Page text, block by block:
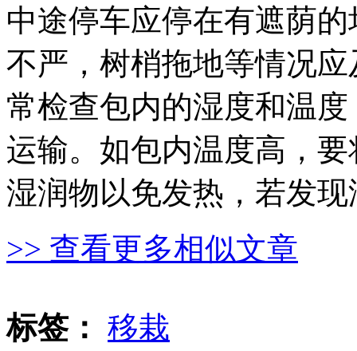
中途停车应停在有遮荫
不严，树梢拖地等情况
常检查包内的湿度和温
运输。如包内温度高，
湿润物以免发热，若发
>> 查看更多相似文章
标签： 移栽